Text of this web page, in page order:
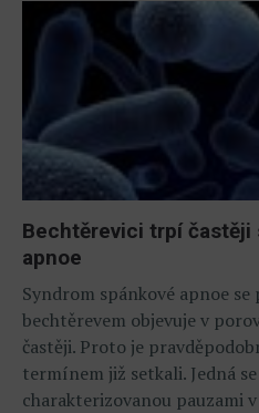
Bechtěrevici trpí častěji
apnoe
Syndrom spánkové apnoe
bechtěrevem objevuje v
častěji. Proto je
termínem již setkali. Jedná
charakterizovanou pauzami